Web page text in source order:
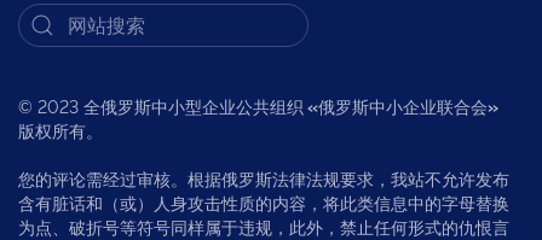
© 2023 全俄罗斯中小型企业公共组织 «俄罗斯中小企业联合会»
版权所有。
您的评论需经过审核。根据俄罗斯法律法规要求，我站不允许发布
含有脏话和（或）人身攻击性质的内容，将此类信息中的字母替换
为点、破折号等符号同样属于违规，此外，禁止任何形式的仇恨言